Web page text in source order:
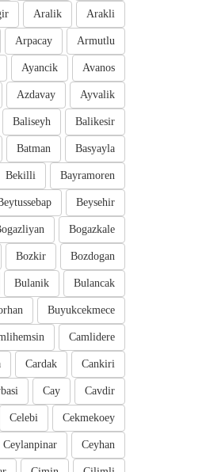
Arakli
Aralik
Armutlu
Arpacay
Avanos
Ayancik
Ayvalik
Azdavay
Balikesir
Baliseyh
Basyayla
Batman
Bayramoren
Bekilli
Beysehir
Bogazkale
Bozdogan
Bozkir
Bulancak
Bulanik
Buyukcekmece
Camlidere
Cankiri
Cardak
Cavdir
Cay
Cekmekoey
Celebi
Ceyhan
Ceylanpinar